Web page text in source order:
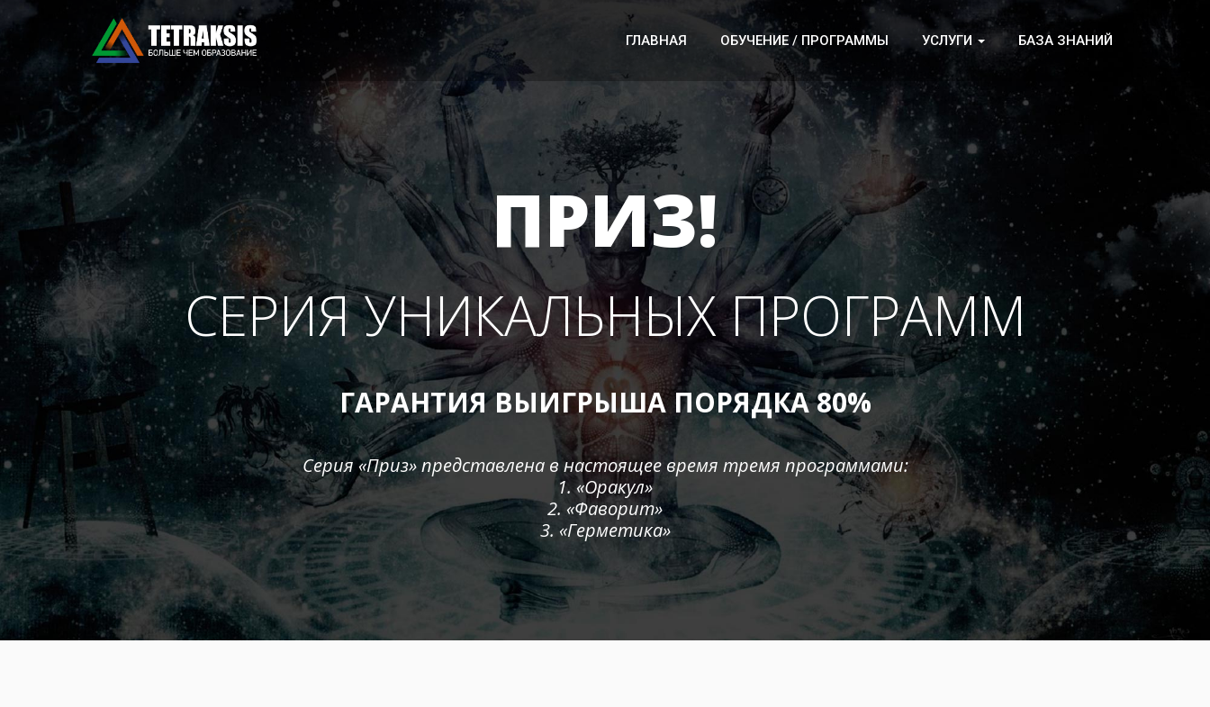
ГЛАВНАЯ ОБУЧЕНИЕ / ПРОГРАММЫ УСЛУГИ БАЗА ЗНАНИЙ
ПРИЗ!
СЕРИЯ УНИКАЛЬНЫХ ПРОГРАММ
ГАРАНТИЯ ВЫИГРЫША ПОРЯДКА 80%
Серия «Приз» представлена в настоящее время тремя программами:
1. «Оракул»
2. «Фаворит»
3. «Герметика»